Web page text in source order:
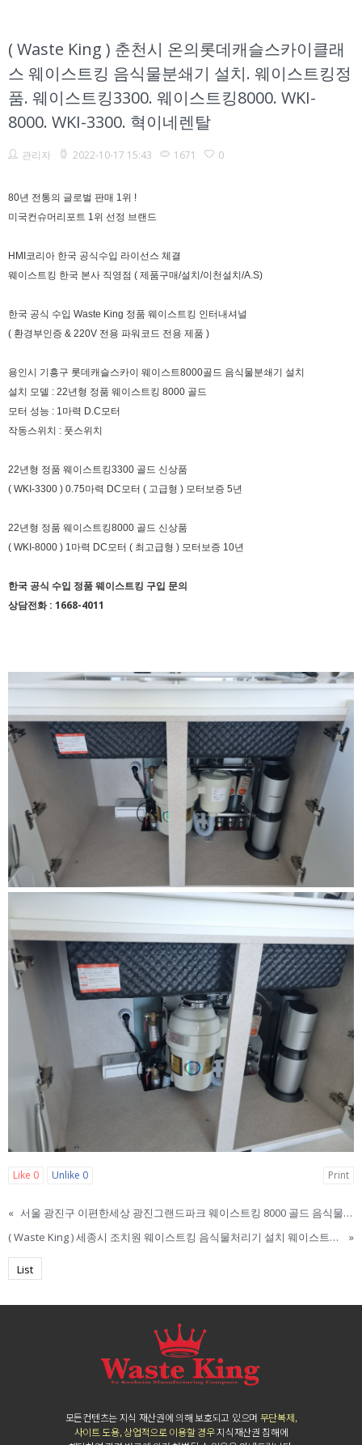
( Waste King ) 춘천시 온의롯데캐슬스카이클래
스 웨이스트킹 음식물분쇄기 설치. 웨이스트킹정
품. 웨이스트킹3300. 웨이스트킹8000. WKI-
8000. WKI-3300. 혁이네렌탈
관리자 2022-10-17 15:43 1671 0
80년 전통의 글로벌 판매 1위 !
미국컨슈머리포트 1위 선정 브랜드
HMI코리아 한국 공식수입 라이선스 체결
웨이스트킹 한국 본사 직영점 ( 제품구매/설치/이천설치/A.S)
한국 공식 수입 Waste King 정품 웨이스트킹 인터내셔널
( 환경부인증 & 220V 전용 파워코드 전용 제품 )
용인시 기흥구 롯데캐슬스카이 웨이스트8000골드 음식물분쇄기 설치
설치 모델 : 22년형 정품 웨이스트킹 8000 골드
모터 성능 : 1마력 D.C모터
작동스위치 : 풋스위치
22년형 정품 웨이스트킹3300 골드 신상품
( WKI-3300 ) 0.75마력 DC모터 ( 고급형 ) 모터보증 5년
22년형 정품 웨이스트킹8000 골드 신상품
( WKI-8000 ) 1마력 DC모터 ( 최고급형 ) 모터보증 10년
한국 공식 수입 정품 웨이스트킹 구입 문의
상담전화 : 1668-4011
Like 0 Unlike 0 Print
«
서울 광진구 이편한세상 광진그랜드파크 웨이스트킹 8000 골드 음식물처리기 · 음식물분쇄기 설치 리뷰
( Waste King ) 세종시 조치원 웨이스트킹 음식물처리기 설치 웨이스트킹정품. 웨이스트킹3300. 웨이스트킹8000. WKI-8000. WKI-3300. 혁이네렌탈. Hmi코리아
»
List
모든컨텐츠는 지식 재산권에 의해 보호되고 있으며 무단복제,
사이트 도용, 상업적으로 이용할 경우지식재산권 침해에